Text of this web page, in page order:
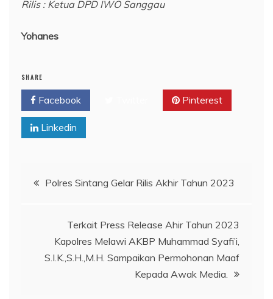
Rilis : Ketua DPD IWO Sanggau
Yohanes
SHARE
Facebook Pinterest
Linkedin
Navigasi
Polres Sintang Gelar Rilis Akhir Tahun 2023
Terkait Press Release Ahir Tahun 2023
Kapolres Melawi AKBP Muhammad Syafi’i,
S.I.K.,S.H.,M.H. Sampaikan Permohonan Maaf
Kepada Awak Media.